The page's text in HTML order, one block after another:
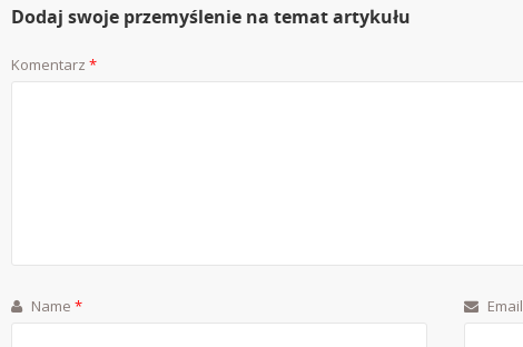
Dodaj swoje przemyślenie na temat artykułu
Komentarz *
Name * Email